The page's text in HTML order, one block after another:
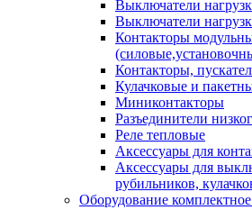
Выключатели
Выключатели
Контакторы
Контакторы,
Кулачковые и
Миниконтакторы
Разъединители
Реле тепловые
Аксессуары для
Аксессуары для
рубильников,
Оборудование